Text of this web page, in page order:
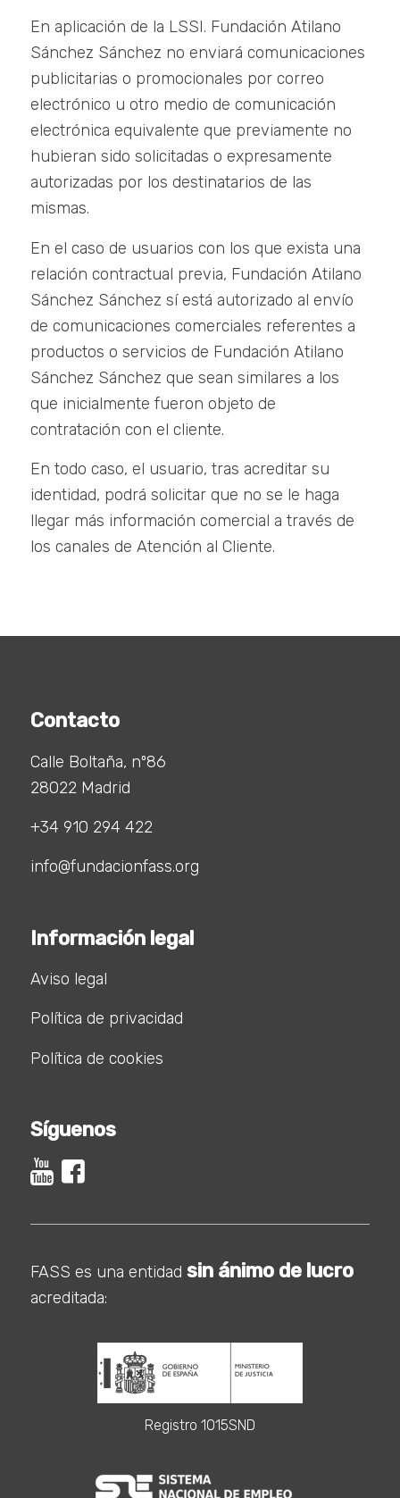
En aplicación de la LSSI. Fundación Atilano
Sánchez Sánchez no enviará comunicaciones
publicitarias o promocionales por correo
electrónico u otro medio de comunicación
electrónica equivalente que previamente no
hubieran sido solicitadas o expresamente
autorizadas por los destinatarios de las
mismas.
En el caso de usuarios con los que exista una
relación contractual previa, Fundación Atilano
Sánchez Sánchez sí está autorizado al envío
de comunicaciones comerciales referentes a
productos o servicios de Fundación Atilano
Sánchez Sánchez que sean similares a los
que inicialmente fueron objeto de
contratación con el cliente.
En todo caso, el usuario, tras acreditar su
identidad, podrá solicitar que no se le haga
llegar más información comercial a través de
los canales de Atención al Cliente.
Contacto
Calle Boltaña, nº86
28022 Madrid
+34 910 294 422
info@fundacionfass.org
Información legal
Aviso legal
Política de privacidad
Política de cookies
Síguenos
FASS es una entidad sin ánimo de lucro
acreditada:
Registro 1015SND